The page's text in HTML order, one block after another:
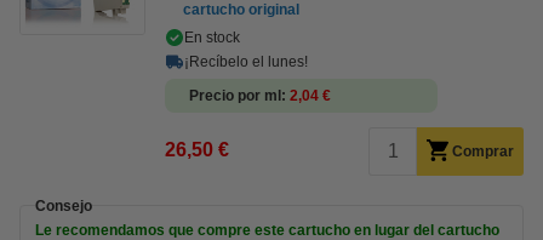
cartucho original
En stock
¡Recíbelo el lunes!
Precio por ml
2,04 €
26,50 € Comprar
Consejo
Le recomendamos que compre este cartucho en lugar del cartucho